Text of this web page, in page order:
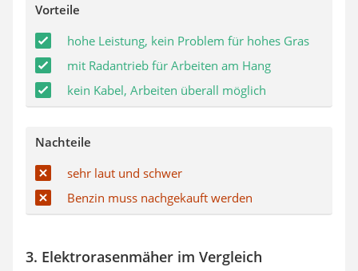
Vorteile
hohe Leistung, kein Problem für hohes Gras
mit Radantrieb für Arbeiten am Hang
kein Kabel, Arbeiten überall möglich
Nachteile
sehr laut und schwer
Benzin muss nachgekauft werden
3. Elektrorasenmäher im Vergleich